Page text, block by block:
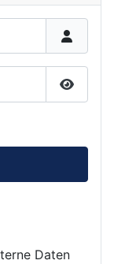
Daten